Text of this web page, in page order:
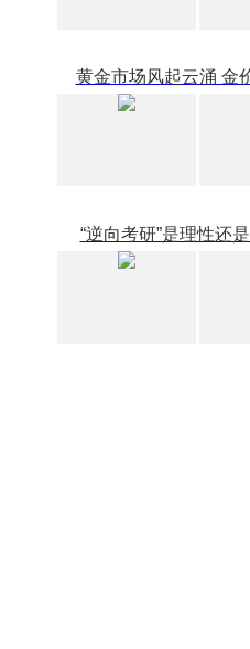
黄金市场风起云涌 金
“逆向考研”是理性还